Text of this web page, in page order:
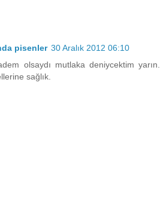
pisenler 30 Aralık 2012 06:10
olsaydı mutlaka deniycektim yarın.
sağlık.